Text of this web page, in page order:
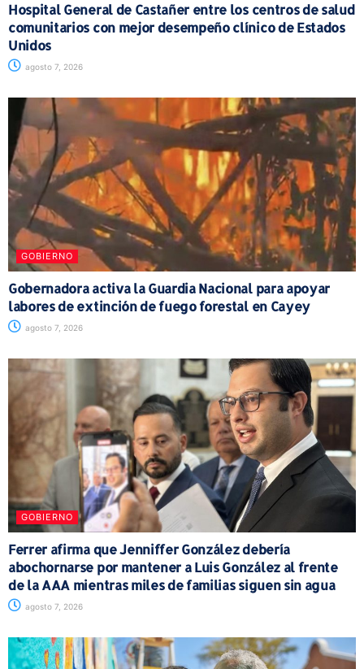
Hospital General de Castañer entre los centros de salud
comunitarios con mejor desempeño clínico de Estados
Unidos
agosto 7, 2026
GOBIERNO
Gobernadora activa la Guardia Nacional para apoyar
labores de extinción de fuego forestal en Cayey
agosto 7, 2026
GOBIERNO
Ferrer afirma que Jenniffer González debería
abochornarse por mantener a Luis González al frente
de la AAA mientras miles de familias siguen sin agua
agosto 7, 2026